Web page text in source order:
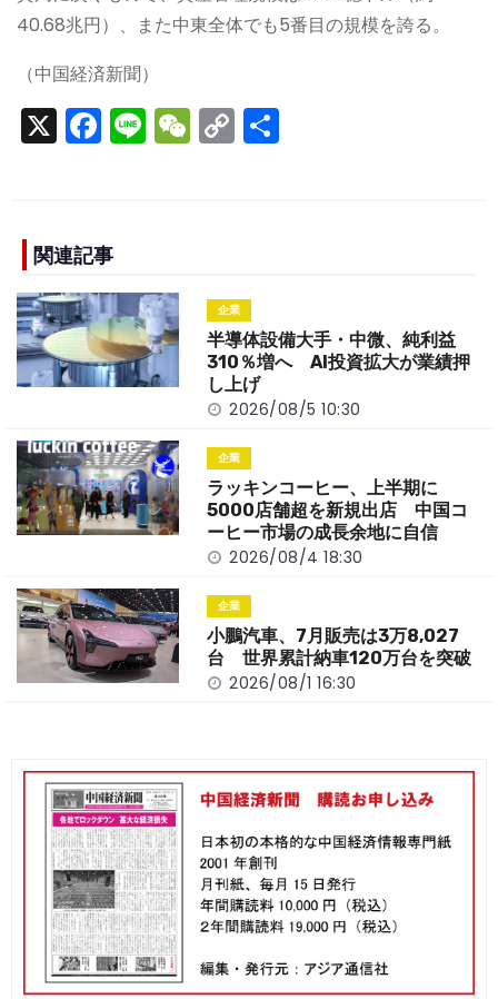
40.68兆円）、また中東全体でも5番目の規模を誇る。
（中国経済新聞）
X F
a
e
b
o
o
k
Li
n
W
e
C
o
n
k
関連記事
企業
半導体設備大手・中微、純利益
310％増へ AI投資拡大が業績押
し上げ
2026/08/5 10:30
企業
ラッキンコーヒー、上半期に
5000店舗超を新規出店 中国コ
ーヒー市場の成長余地に自信
2026/08/4 18:30
企業
小鵬汽車、7月販売は3万8,027
台 世界累計納車120万台を突破
2026/08/1 16:30